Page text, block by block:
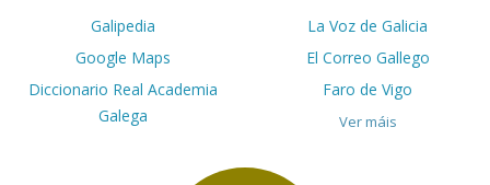
Galipedia
Google Maps
Diccionario Real Academia
Galega
La Voz de Galicia
El Correo Gallego
Faro de Vigo
Ver máis